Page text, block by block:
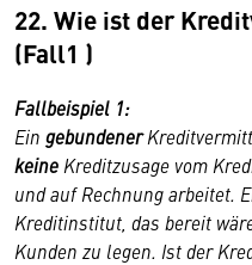
22. Wie ist der
(Fall1 )
Fallbeispiel 1:
Ein gebundener
keine Kreditzusage vom
und auf Rechnung arbeitet.
Kreditinstitut, das bereit
Kunden zu legen. Ist der